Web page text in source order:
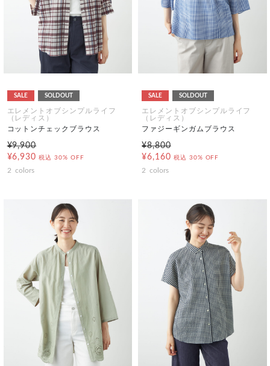
SALE SOLDOUT
エレメントオブシンプルライフ
（レディス）
コットンチェックブラウス
¥9,900
¥6,930 税込 30% OFF
2 colors
SALE SOLDOUT
エレメントオブシンプルライフ
（レディス）
ファジーギンガムブラウス
¥8,800
¥6,160 税込 30% OFF
2 colors